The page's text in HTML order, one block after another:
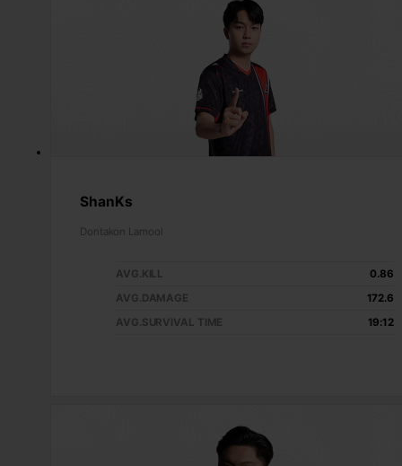
ShanKs
Dontakon Lamool
AVG.KILL
0.86
AVG.DAMAGE
172.6
AVG.SURVIVAL TIME
19:12